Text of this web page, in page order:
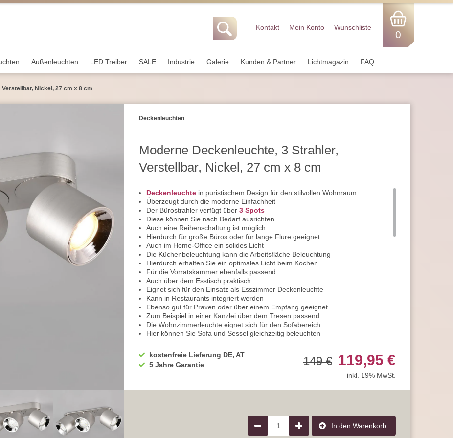
Kontakt Mein Konto Wunschliste
0
Außen­leuchten LED Treiber SALE Industrie Galerie Kunden & Partner Lichtmagazin FAQ
Nickel, 27 cm x 8 cm
Decken­leuchten
Moderne Deckenleuchte, 3 Strahler,
Verstellbar, Nickel, 27 cm x 8 cm
Deckenleuchte in puristischem Design für den stilvollen Wohnraum
Überzeugt durch die moderne Einfachheit
Der Bürostrahler verfügt über 3 Spots
Diese können Sie nach Bedarf ausrichten
Auch eine Reihenschaltung ist möglich
Hierdurch für große Büros oder für lange Flure geeignet
Auch im Home-Office ein solides Licht
Die Küchenbeleuchtung kann die Arbeitsfläche Beleuchtung
Hierdurch erhalten Sie ein optimales Licht beim Kochen
Für die Vorratskammer ebenfalls passend
Auch über dem Esstisch praktisch
Eignet sich für den Einsatz als Esszimmer Deckenleuchte
Kann in Restaurants integriert werden
Ebenso gut für Praxen oder über einem Empfang geeignet
Zum Beispiel in einer Kanzlei über dem Tresen passend
Die Wohnzimmerleuchte eignet sich für den Sofabereich
Hier können Sie Sofa und Sessel gleichzeitig beleuchten
Besonders beim Lesen oder Spiele spielen von Vorteil
Ebenso praktische bei der Handarbeit am Abend
Eignet sich für Ihren Hobbyraum
Ausgerüstet mit zylindrischen Leuchtenköpfen
kostenfreie Lieferung DE, AT
5 Jahre Garantie
149 € 119,95 €
inkl. 19% MwSt.
1 In den Warenkorb